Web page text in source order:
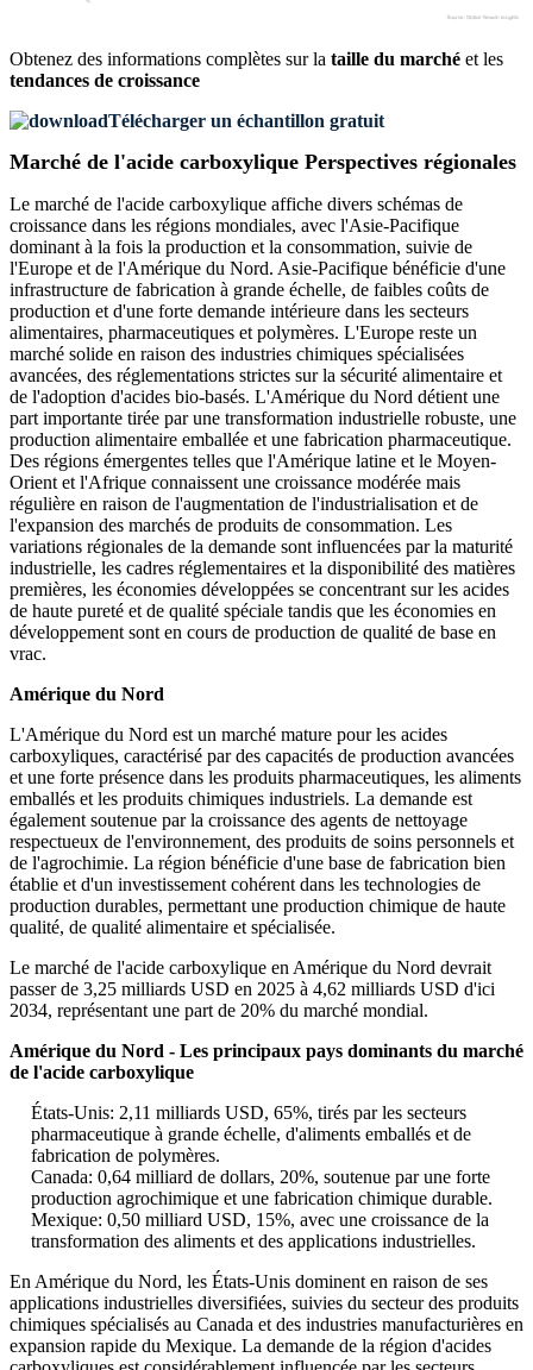
Obtenez des informations complètes sur la taille du marché et les
tendances de croissance
Télécharger un échantillon gratuit
Marché de l'acide carboxylique Perspectives régionales
Le marché de l'acide carboxylique affiche divers schémas de
croissance dans les régions mondiales, avec l'Asie-Pacifique
dominant à la fois la production et la consommation, suivie de
l'Europe et de l'Amérique du Nord. Asie-Pacifique bénéficie d'une
infrastructure de fabrication à grande échelle, de faibles coûts de
production et d'une forte demande intérieure dans les secteurs
alimentaires, pharmaceutiques et polymères. L'Europe reste un
marché solide en raison des industries chimiques spécialisées
avancées, des réglementations strictes sur la sécurité alimentaire et
de l'adoption d'acides bio-basés. L'Amérique du Nord détient une
part importante tirée par une transformation industrielle robuste, une
production alimentaire emballée et une fabrication pharmaceutique.
Des régions émergentes telles que l'Amérique latine et le Moyen-
Orient et l'Afrique connaissent une croissance modérée mais
régulière en raison de l'augmentation de l'industrialisation et de
l'expansion des marchés de produits de consommation. Les
variations régionales de la demande sont influencées par la maturité
industrielle, les cadres réglementaires et la disponibilité des matières
premières, les économies développées se concentrant sur les acides
de haute pureté et de qualité spéciale tandis que les économies en
développement sont en cours de production de qualité de base en
vrac.
Amérique du Nord
L'Amérique du Nord est un marché mature pour les acides
carboxyliques, caractérisé par des capacités de production avancées
et une forte présence dans les produits pharmaceutiques, les aliments
emballés et les produits chimiques industriels. La demande est
également soutenue par la croissance des agents de nettoyage
respectueux de l'environnement, des produits de soins personnels et
de l'agrochimie. La région bénéficie d'une base de fabrication bien
établie et d'un investissement cohérent dans les technologies de
production durables, permettant une production chimique de haute
qualité, de qualité alimentaire et spécialisée.
Le marché de l'acide carboxylique en Amérique du Nord devrait
passer de 3,25 milliards USD en 2025 à 4,62 milliards USD d'ici
2034, représentant une part de 20% du marché mondial.
Amérique du Nord - Les principaux pays dominants du marché
de l'acide carboxylique
États-Unis: 2,11 milliards USD, 65%, tirés par les secteurs
pharmaceutique à grande échelle, d'aliments emballés et de
fabrication de polymères.
Canada: 0,64 milliard de dollars, 20%, soutenue par une forte
production agrochimique et une fabrication chimique durable.
Mexique: 0,50 milliard USD, 15%, avec une croissance de la
transformation des aliments et des applications industrielles.
En Amérique du Nord, les États-Unis dominent en raison de ses
applications industrielles diversifiées, suivies du secteur des produits
chimiques spécialisés au Canada et des industries manufacturières en
expansion rapide du Mexique. La demande de la région d'acides